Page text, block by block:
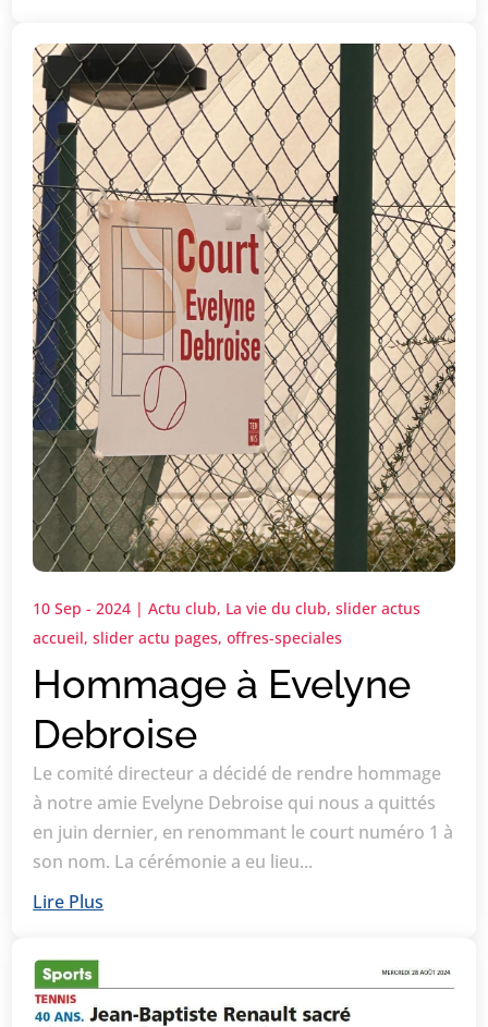
Hommage à Evelyne
Debroise
10 Sep - 2024 |Actu club, La vie du club,slider actus
accueil,slider actu pages,offres-speciales
Le comité directeur a décidé de rendre hommage
à notre amie Evelyne Debroise qui nous a quittés
en juin dernier, en renommant le court numéro 1 à
son nom. La cérémonie a eu lieu...
Lire Plus